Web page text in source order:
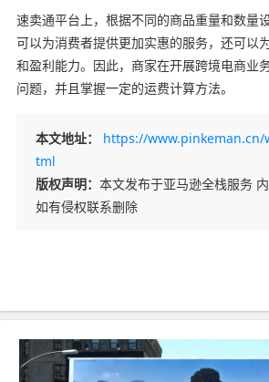
速卖通平台上，根据不同的商品重量和数量
可以为消费者提供更加实惠的服务，还可以
和盈利能力。因此，商家在开展跨境电商业
问题，并且掌握一定的运费计算方法。
本文地址：
https://www.pinkeman.cn/
tml
版权声明： 本文发布于亚马逊全栈服务
如有侵权联系删除